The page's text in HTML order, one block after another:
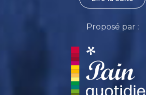
Proposé par :